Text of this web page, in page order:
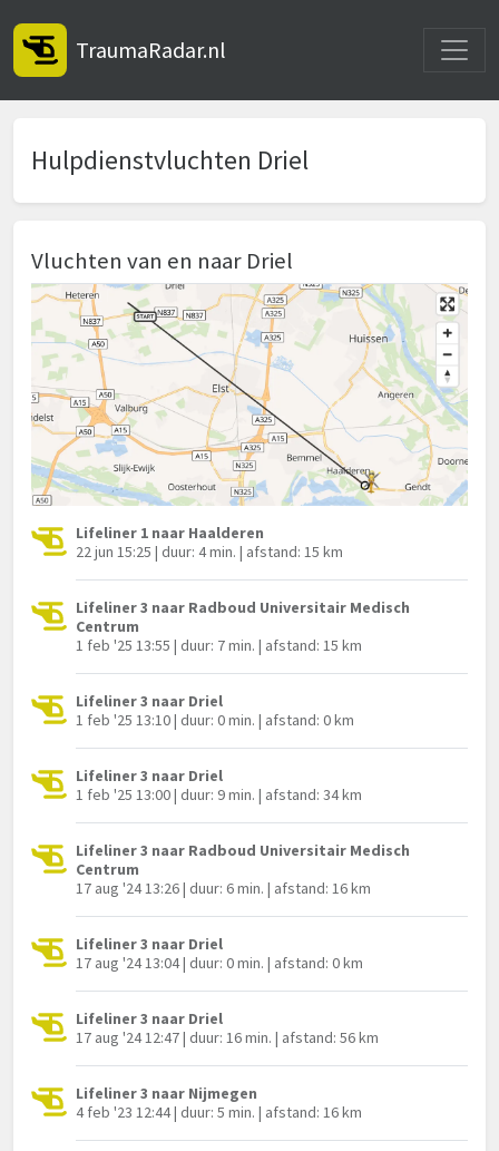
TraumaRadar.nl
Hulpdienstvluchten Driel
Vluchten van en naar Driel
Lifeliner 1 naar Haalderen
22 jun 15:25 | duur: 4 min. | afstand: 15 km
Lifeliner 3 naar Radboud Universitair Medisch
Centrum
1 feb '25 13:55 | duur: 7 min. | afstand: 15 km
Lifeliner 3 naar Driel
1 feb '25 13:10 | duur: 0 min. | afstand: 0 km
Lifeliner 3 naar Driel
1 feb '25 13:00 | duur: 9 min. | afstand: 34 km
Lifeliner 3 naar Radboud Universitair Medisch
Centrum
17 aug '24 13:26 | duur: 6 min. | afstand: 16 km
Lifeliner 3 naar Driel
17 aug '24 13:04 | duur: 0 min. | afstand: 0 km
Lifeliner 3 naar Driel
17 aug '24 12:47 | duur: 16 min. | afstand: 56 km
Lifeliner 3 naar Nijmegen
4 feb '23 12:44 | duur: 5 min. | afstand: 16 km